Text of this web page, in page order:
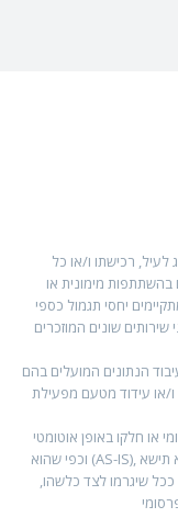
רכישתו ו/או כל
בהשתתפות מימונית או
יחסי תגמול כספי
שונים המוזכרים
הנתונים המועלים בהם
או עידוד מטעם מפעילת
או חלקו באופן אוטומטי
וכפי שהוא (AS-IS), מבלי לבדוק את אמיתותו ו/או דיוקו. מפעילת האתר לא תישא
ככל שיגרמו לצד כלשהו,